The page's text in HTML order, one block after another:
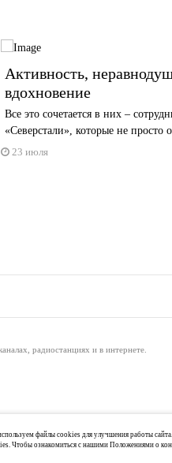
Активность,
вдохновение
Все это сочетается в них –
«Северстали», которые не просто
23 июля
радиостанциях и в интернете.
8(81738) 2-04-44, +7 921 125-06-
файлы cookies для улучшения работы сайта.
Чтобы ознакомиться с нашими Положениями о